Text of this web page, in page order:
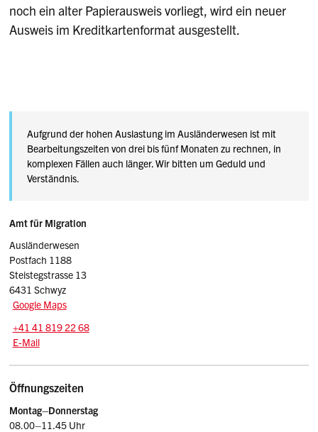
noch ein alter Papierausweis vorliegt, wird ein neuer
Ausweis im Kreditkartenformat ausgestellt.
Aufgrund der hohen Auslastung im Ausländerwesen ist mit
Bearbeitungszeiten von drei bis fünf Monaten zu rechnen, in
komplexen Fällen auch länger. Wir bitten um Geduld und
Verständnis.
Sidebar
Adresse
Amt für Migration
Ausländerwesen
Postfach 1188
Steistegstrasse 13
6431 Schwyz
Google Maps
Tel.:
+41 41 819 22 68
E-Mail: afm
E-Mail
Öffnungszeiten
Montag–Donnerstag
08.00–11.45 Uhr